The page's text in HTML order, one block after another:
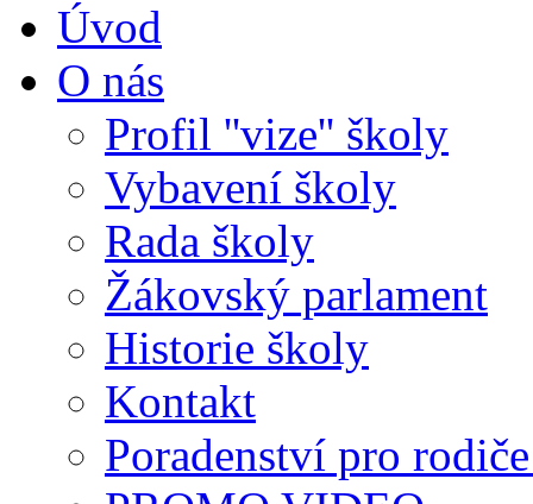
Úvod
O nás
Profil ''vize'' školy
Vybavení školy
Rada školy
Žákovský parlament
Historie školy
Kontakt
Poradenství pro